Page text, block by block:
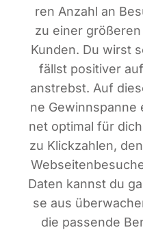
ren Anzahl an
zu einer
Kun­den. Du wirst
fällst posi­ti­ver
anstrebst. Auf
ne
net opti­mal für
zu Klick­zah­len,
Daten kannst du
se aus
die pas­sen­de